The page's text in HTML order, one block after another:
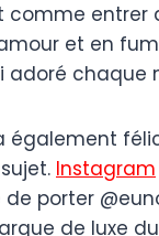
comme entrer
et en
adoré chaque
également
Instagram
de porter
de luxe